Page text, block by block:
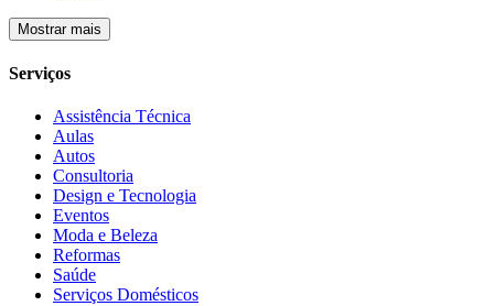
Mostrar mais
Serviços
Assistência Técnica
Aulas
Autos
Consultoria
Design e Tecnologia
Eventos
Moda e Beleza
Reformas
Saúde
Serviços Domésticos